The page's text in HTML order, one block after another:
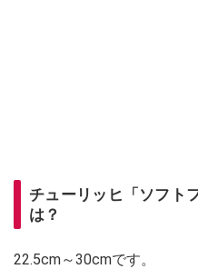
チューリッヒ「ソフト
は？
22.5cm～30cmです。